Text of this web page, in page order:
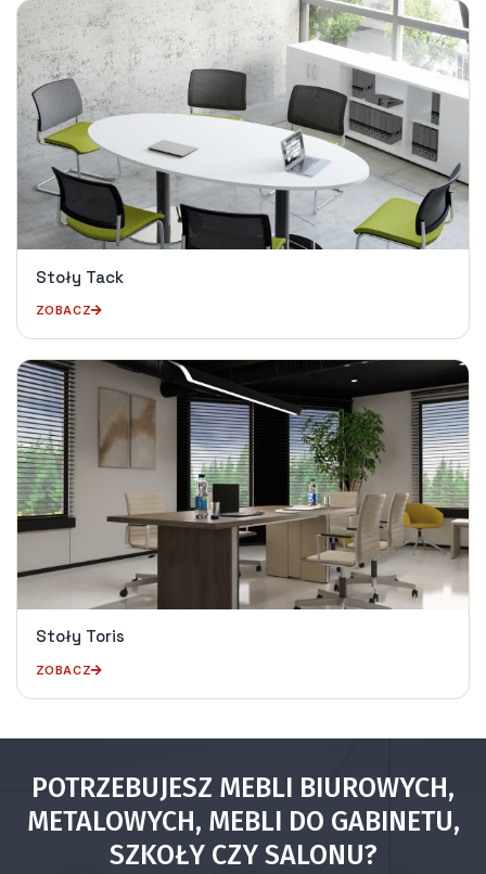
Stoły Tack
ZOBACZ
Stoły Toris
ZOBACZ
POTRZEBUJESZ MEBLI BIUROWYCH,
METALOWYCH, MEBLI DO GABINETU,
SZKOŁY CZY SALONU?